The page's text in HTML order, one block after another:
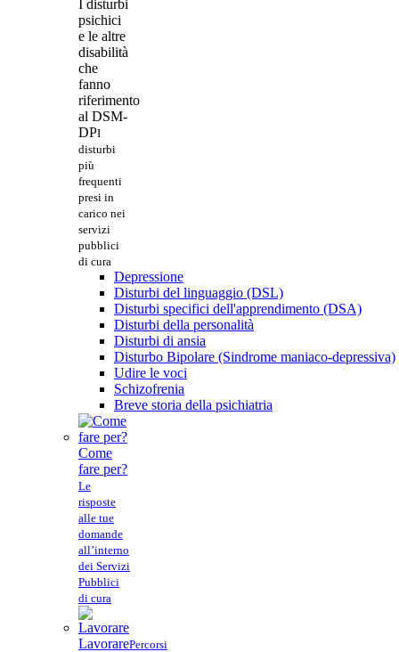
I disturbi
psichici
e le altre
disabilità
che
fanno
riferimento
al DSM-
DPI
disturbi
più
frequenti
presi in
carico nei
servizi
pubblici
di cura
Depressione
Disturbi del linguaggio (DSL)
Disturbi specifici dell'apprendimento (DSA)
Disturbi della personalità
Disturbi di ansia
Disturbo Bipolare (Sindrome maniaco-depressiva)
Udire le voci
Schizofrenia
Breve storia della psichiatria
Come
fare per?
Le
risposte
alle tue
domande
all’interno
dei Servizi
Pubblici
di cura
LavorarePercorsi